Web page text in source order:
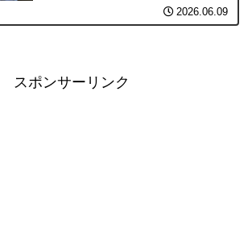
2026.06.09
スポンサーリンク